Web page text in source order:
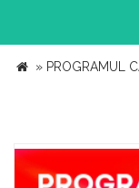
» PROGRAMUL